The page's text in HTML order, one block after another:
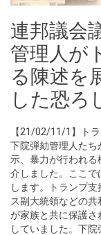
連邦議会
管理人が
る陳述を
した恐ろ
【21/02/11/1】ト
下院弾劾管理人た
示、暴力が行われ
介しました。ここ
します。トランプ
ス副大統領などの
が家族と共に保護
していました。下